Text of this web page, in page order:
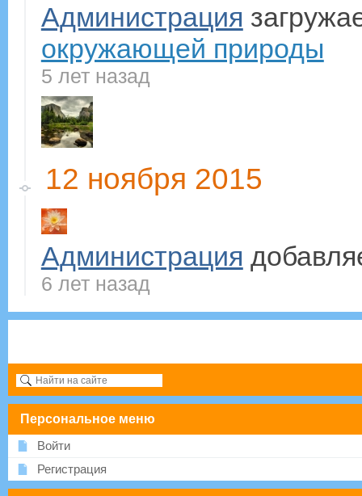
Администрация
окружающей природы
5 лет назад
12 ноября 2015
Администрация
6 лет назад
Персональное меню
Войти
Регистрация